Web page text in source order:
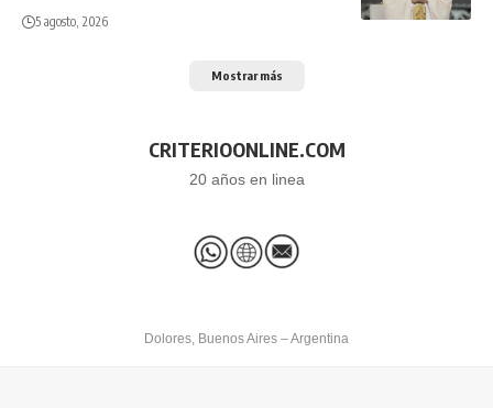
5 agosto, 2026
Mostrar más
CRITERIOONLINE.COM
20 años en linea
Dolores, Buenos Aires – Argentina